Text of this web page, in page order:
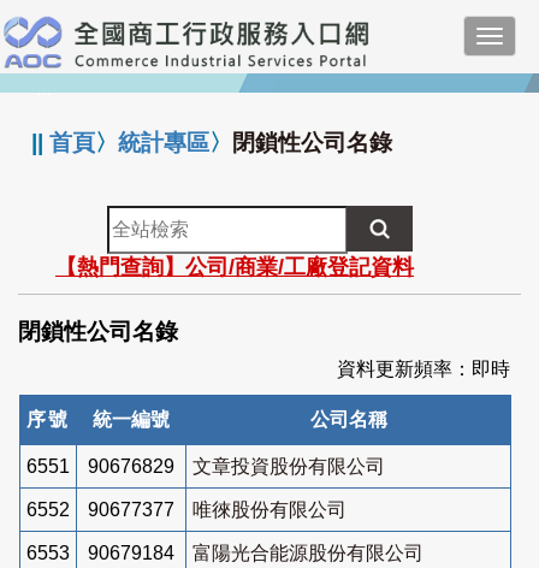
跳
到
主
要
:::
||首頁〉統計專區〉 閉鎖性公司名錄
全
站
檢
索
【熱門查詢】公司/商業/工廠登記資料
閉鎖性公司名錄
資料更新頻率：即時
序號 統一編號 公司名稱
6551 90676829 文章投資股份有限公司
6552 90677377 唯徠股份有限公司
6553 90679184 富陽光合能源股份有限公司